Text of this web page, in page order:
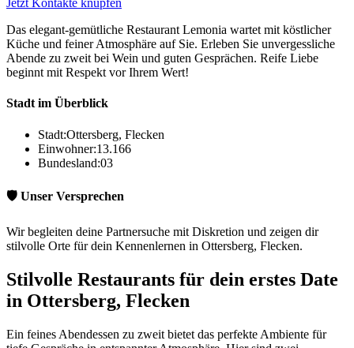
Jetzt Kontakte knüpfen
Das elegant-gemütliche Restaurant Lemonia wartet mit köstlicher
Küche und feiner Atmosphäre auf Sie. Erleben Sie unvergessliche
Abende zu zweit bei Wein und guten Gesprächen. Reife Liebe
beginnt mit Respekt vor Ihrem Wert!
Stadt im Überblick
Stadt:Ottersberg, Flecken
Einwohner:13.166
Bundesland:03
🛡️ Unser Versprechen
Wir begleiten deine Partnersuche mit Diskretion und zeigen dir
stilvolle Orte für dein Kennenlernen in Ottersberg, Flecken.
Stilvolle Restaurants für dein erstes Date
in Ottersberg, Flecken
Ein feines Abendessen zu zweit bietet das perfekte Ambiente für